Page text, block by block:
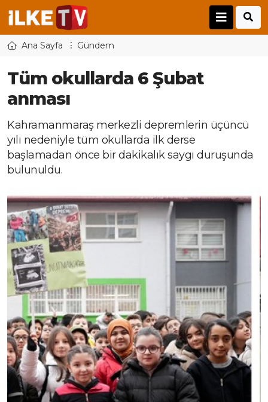
Ana Sayfa Gündem
Tüm okullarda 6 Şubat
anması
Kahramanmaraş merkezli depremlerin üçüncü
yılı nedeniyle tüm okullarda ilk derse
başlamadan önce bir dakikalık saygı duruşunda
bulunuldu.